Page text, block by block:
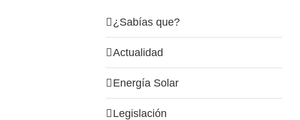
¿Sabías que?
Actualidad
Energía Solar
Legislación